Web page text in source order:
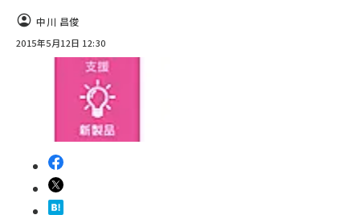
中川 昌俊
2015年5月12日 12:30